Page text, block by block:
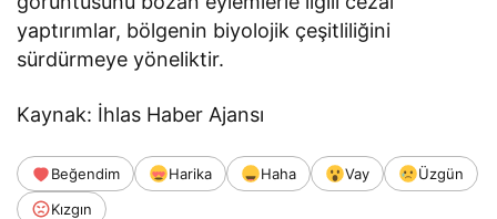
yaptırımlar, bölgenin biyolojik çeşitliliğini
sürdürmeye yöneliktir.
Kaynak: İhlas Haber Ajansı
Beğendim Harika Haha Vay
Üzgün
Kızgın